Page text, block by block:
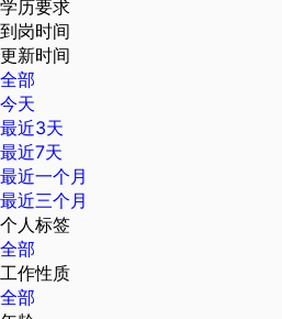
学历要求
到岗时间
更新时间
全部
今天
最近3天
最近7天
最近一个月
最近三个月
个人标签
全部
工作性质
全部